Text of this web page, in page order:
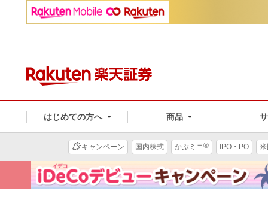
はじめての方へ 商品
キャンペーン 国内株式 かぶミニ® IPO・PO